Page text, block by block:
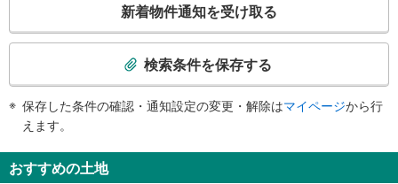
・改札外（店舗エリア内）
スロープ
・ＡＥＤ
検
知
を
新着物件通知を受け取る
検索条件を保存する
保存した条件の確認・通知設定の変更・解除はマイページから行
えます。
おすすめの土地